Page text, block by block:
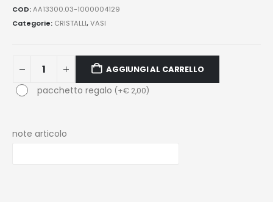
COD:AA13300.03-1000004129
Categorie: CRISTALLI,VASI
AGGIUNGI AL CARRELLO
pacchetto regalo (+€2,00)
note articolo